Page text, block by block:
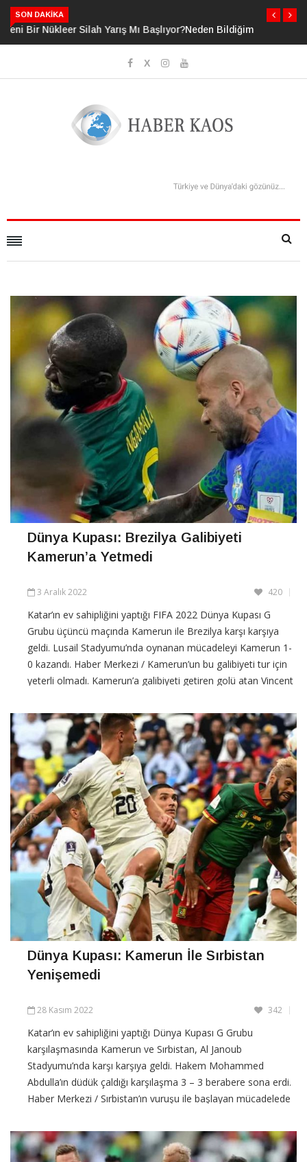
SON DAKIKA
Neden Bildiğimizden Daha Fazlasını Bildiğimizi Sanıyoruz?
Dünya Kupası: Brezilya Galibiyeti
Kamerun’a Yetmedi
3 Aralık 2022 420
Katar’ın ev sahipliğini yaptığı FIFA 2022 Dünya Kupası G
Grubu üçüncü maçında Kamerun ile Brezilya karşı karşıya
geldi. Lusail Stadyumu’nda oynanan mücadeleyi Kamerun 1-
0 kazandı. Haber Merkezi / Kamerun’un bu galibiyeti tur için
yeterli olmadı. Kamerun’a galibiyeti getiren golü atan Vincent
CONTINUE READING
Dünya Kupası: Kamerun İle Sırbistan
Yenişemedi
28 Kasım 2022 342
Katar’ın ev sahipliğini yaptığı Dünya Kupası G Grubu
karşılaşmasında Kamerun ve Sırbistan, Al Janoub
Stadyumu’nda karşı karşıya geldi. Hakem Mohammed
Abdulla’ın düdük çaldığı karşılaşma 3 – 3 berabere sona erdi.
Haber Merkezi / Sırbistan’ın vuruşu ile başlayan mücadelede
CONTINUE READING